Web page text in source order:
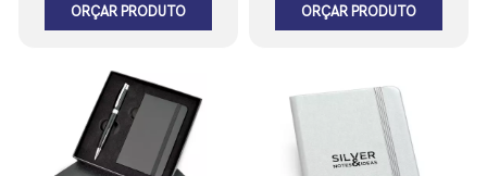
ORÇAR PRODUTO ORÇAR PRODUTO